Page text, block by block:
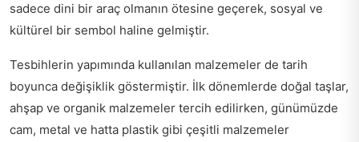
sadece dini bir araç olmanın ötesine geçerek, sosyal ve
kültürel bir sembol haline gelmiştir.
Tesbihlerin yapımında kullanılan malzemeler de tarih
boyunca değişiklik göstermiştir. İlk dönemlerde doğal taşlar,
ahşap ve organik malzemeler tercih edilirken, günümüzde
cam, metal ve hatta plastik gibi çeşitli malzemeler